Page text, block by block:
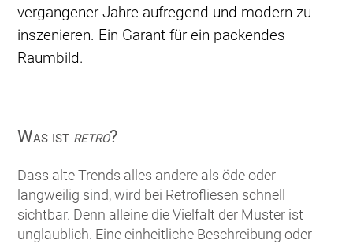
vergangener Jahre aufregend und modern zu
inszenieren. Ein Garant für ein packendes
Raumbild.
Was ist retro?
Dass alte Trends alles andere als öde oder
langweilig sind, wird bei Retrofliesen schnell
sichtbar. Denn alleine die Vielfalt der Muster ist
unglaublich. Eine einheitliche Beschreibung oder